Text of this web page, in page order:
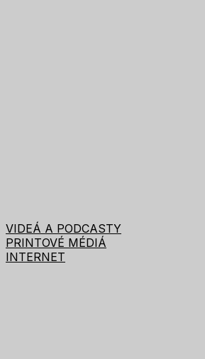
VIDEÁ A PODCASTY
PRINTOVÉ MÉDIÁ
INTERNET